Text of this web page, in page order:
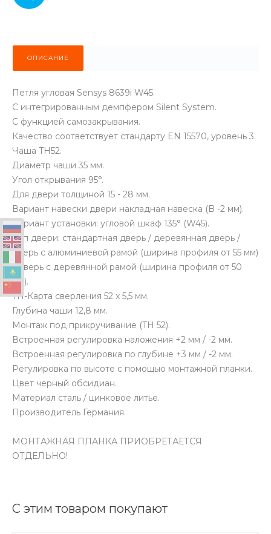
ОПИСАНИЕ
Петля угловая Sensys 8639i W45.
С интегрированным демпфером Silent System.
С функцией самозакрывания.
Качество соответствует стандарту EN 15570, уровень 3.
Чаша TH52.
Диаметр чаши 35 мм.
Угол открывания 95°.
Для двери толщиной 15 - 28 мм.
Вариант навески двери накладная навеска (B -2 мм).
Вариант установки: угловой шкаф 135° (W45).
Тип двери: стандартная дверь / деревянная дверь /
дверь с алюминиевой рамой (ширина профиля от 55 мм)
/ дверь с деревянной рамой (ширина профиля от 50
мм).
TH-Карта сверления 52 x 5,5 мм.
Глубина чаши 12,8 мм.
Монтаж под прикручивание (TH 52).
Встроенная регулировка наложения +2 мм / -2 мм.
Встроенная регулировка по глубине +3 мм / -2 мм.
Регулировка по высоте с помощью монтажной планки.
Цвет черный обсидиан.
Материал сталь / цинковое литье.
Производитель Германия.
МОНТАЖНАЯ ПЛАНКА ПРИОБРЕТАЕТСЯ
ОТДЕЛЬНО!
С этим товаром покупают